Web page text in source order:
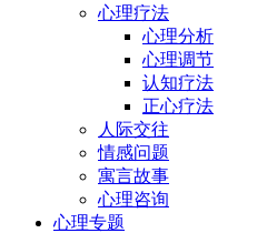
心理疗法
心理分析
心理调节
认知疗法
正心疗法
人际交往
情感问题
寓言故事
心理咨询
心理专题